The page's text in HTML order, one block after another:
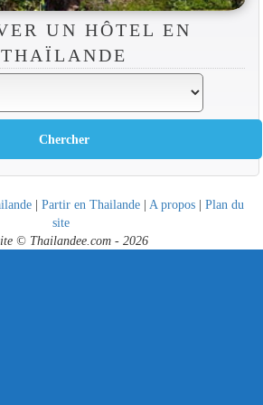
UN HÔTEL EN
THAÏLANDE
| Partir en Thailande | A propos | Plan du
site
© Thailandee.com - 2026